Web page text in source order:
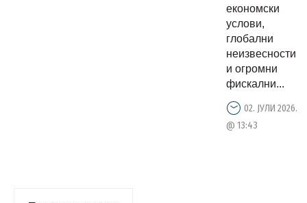
раст, зад
овие
резултати
стојат
огромна
работа и
економски
услови,
глобални
неизвесности
и огромни
фискални...
02. ЈУЛИ 2026.
@ 13:43